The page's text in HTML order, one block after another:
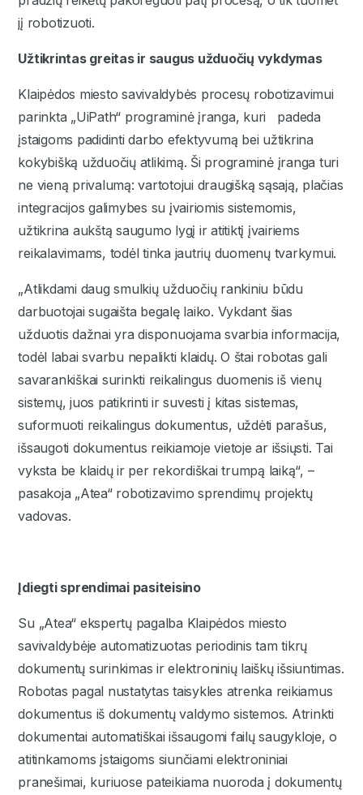
jį robotizuoti.
Užtikrintas greitas ir saugus užduočių vykdymas
Klaipėdos miesto savivaldybės procesų robotizavimui
parinkta „UiPath“ programinė įranga, kuri padeda
įstaigoms padidinti darbo efektyvumą bei užtikrina
kokybišką užduočių atlikimą. Ši programinė įranga turi
ne vieną privalumą: vartotojui draugišką sąsają, plačias
integracijos galimybes su įvairiomis sistemomis,
užtikrina aukštą saugumo lygį ir atitiktį įvairiems
reikalavimams, todėl tinka jautrių duomenų tvarkymui.
„Atlikdami daug smulkių užduočių rankiniu būdu
darbuotojai sugaišta begalę laiko. Vykdant šias
užduotis dažnai yra disponuojama svarbia informacija,
todėl labai svarbu nepalikti klaidų. O štai robotas gali
savarankiškai surinkti reikalingus duomenis iš vienų
sistemų, juos patikrinti ir suvesti į kitas sistemas,
suformuoti reikalingus dokumentus, uždėti parašus,
išsaugoti dokumentus reikiamoje vietoje ar išsiųsti. Tai
vyksta be klaidų ir per rekordiškai trumpą laiką“, –
pasakoja „Atea“ robotizavimo sprendimų projektų
vadovas.
Įdiegti sprendimai pasiteisino
Su „Atea“ ekspertų pagalba Klaipėdos miesto
savivaldybėje automatizuotas periodinis tam tikrų
dokumentų surinkimas ir elektroninių laiškų išsiuntimas.
Robotas pagal nustatytas taisykles atrenka reikiamus
dokumentus iš dokumentų valdymo sistemos. Atrinkti
dokumentai automatiškai išsaugomi failų saugykloje, o
atitinkamoms įstaigoms siunčiami elektroniniai
pranešimai, kuriuose pateikiama nuoroda į dokumentų